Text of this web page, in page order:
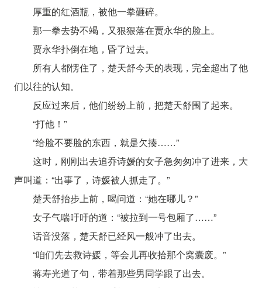
厚重的红酒瓶，被他一拳砸碎。
那一拳去势不竭，又狠狠落在贾永华的脸上。
贾永华扑倒在地，昏了过去。
所有人都愣住了，楚天舒今天的表现，完全超出了他
们以往的认知。
反应过来后，他们纷纷上前，把楚天舒围了起来。
“打他！”
“给脸不要脸的东西，就是欠揍……”
这时，刚刚出去追乔诗媛的女子急匆匆冲了进来，大
声叫道：“出事了，诗媛被人抓走了。”
楚天舒抬步上前，喝问道：“她在哪儿？”
女子气喘吁吁的道：“被拉到一号包厢了……”
话音没落，楚天舒已经风一般冲了出去。
“咱们先去救诗媛，等会儿再收拾那个窝囊废。”
蒋寿光道了句，带着那些男同学跟了出去。